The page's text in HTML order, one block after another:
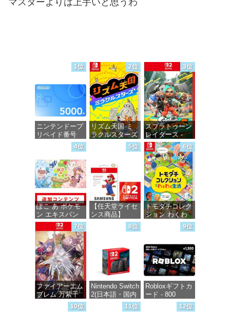
1位
ニンテンドープ
リペイド番号
5000円|オンラ
インコード版
価格：¥5,000
2位
リズム天国 ミ
ラクルスターズ
3位
スプラトゥーン
レイダース -
Switch2
価格：¥6,446
4位
ぽこ あ ポケモ
ン エキスパン
ションパス|オン
ラインコード版
価格：¥4,400
5位
【任天堂ライセ
ンス商品】
256GB for
Nintendo Switch
2(サムスン マイ
クロSDエクス
プレスカード
256GB)
【Amazon.co.jp
限定特典】
6位
トモダチコレク
ション わくわ
く生活 -Switch
7位
ファイアーエム
ブレム 万紫千
紅 -Switch2
8位
Nintendo Switch
2(日本語・国内
9位
Robloxギフトカ
ード - 800
Robux 【限定バ
10位 11位 12位